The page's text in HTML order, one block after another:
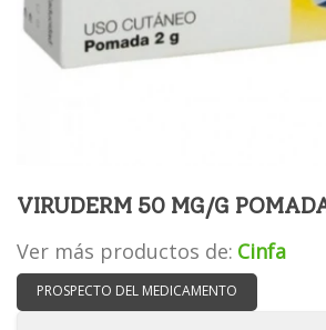
VIRUDERM 50 MG/G
Ver más productos de: Cinfa
PROSPECTO DEL MEDICAMENTO